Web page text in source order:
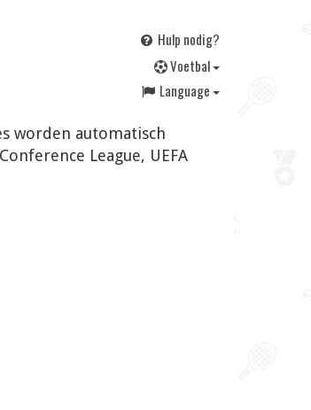
Hulp nodig?
Voetbal
Language
worden automatisch
League, UEFA